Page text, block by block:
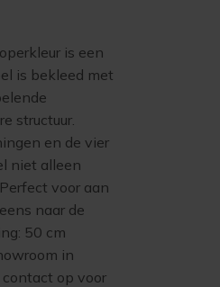
is een
is bekleed met
structuur.
en de vier
niet alleen
voor aan
naar de
50 cm
in
op voor